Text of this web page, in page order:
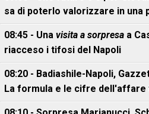
sa di poterlo valorizzare in una
08:45 - Una visita a sorpresa a
riacceso i tifosi del Napoli
08:20 - Badiashile-Napoli,
La formula e le cifre dell'affare